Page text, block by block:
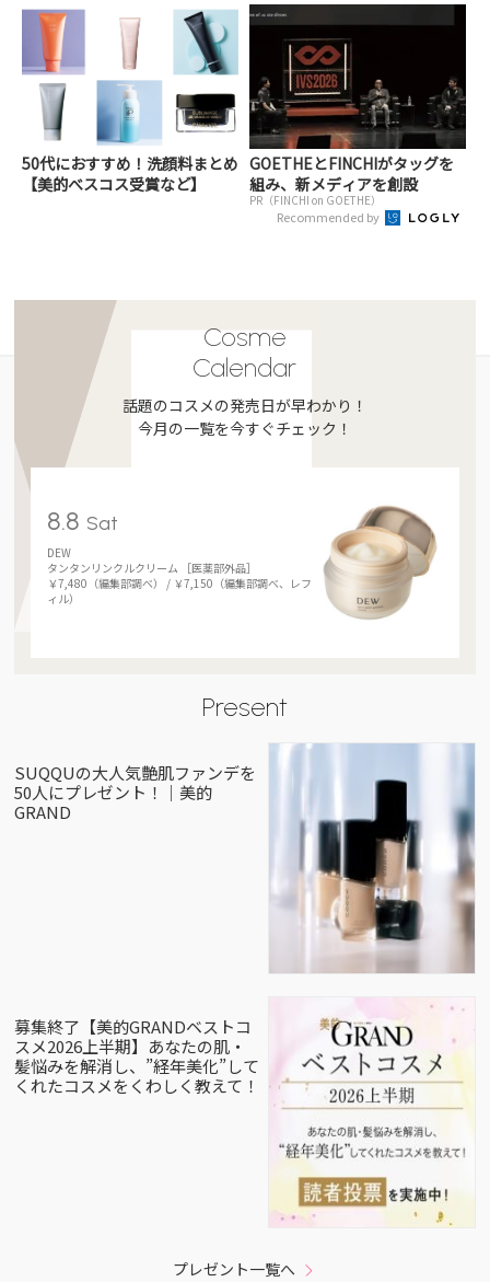
50代におすすめ！洗顔料まとめ
【美的べスコス受賞など】
GOETHEとFINCHIがタッグを
組み、新メディアを創設
PR（FINCHI on GOETHE）
Recommended by
Cosme
Calendar
話題のコスメの発売日が早わかり！
今月の一覧を今すぐチェック！
8.8 Sat
DEW
タンタンリンクルクリーム ［医薬部外品］
￥7,480（編集部調べ） / ￥7,150（編集部調べ、レフ
ィル）
Present
SUQQUの大人気艶肌ファンデを
50人にプレゼント！｜美的
GRAND
募集終了【美的GRANDベストコ
スメ2026上半期】あなたの肌・
髪悩みを解消し、”経年美化”して
くれたコスメをくわしく教えて！
プレゼント一覧へ